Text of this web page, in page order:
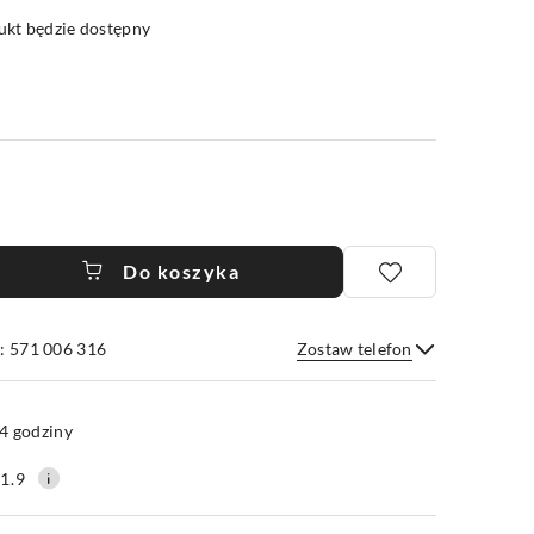
będzie dostępny
Do koszyka
571 006 316 Zostaw telefon
Wyślij
godziny